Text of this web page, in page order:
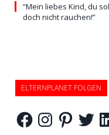
“Mein liebes Kind, du
doch nicht rauchen!”
ELTERNPLANET FOLGEN
FacebookInstagramPinterestTwitter